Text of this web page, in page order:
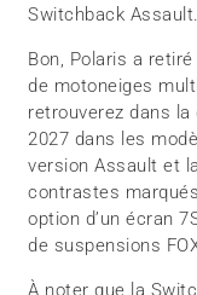
Switchback Assault.
Bon, Polaris a
de motoneiges
retrouverez dans
2027 dans les
version Assault et
contrastes
option d’un écran
de suspensions
À noter que la